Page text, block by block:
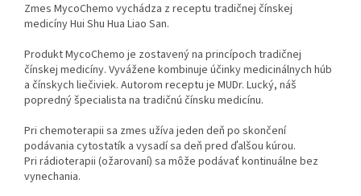
Zmes MycoChemo vychádza z receptu tradičnej čínskej
medicíny Hui Shu Hua Liao San.
Produkt MycoChemo je zostavený na princípoch tradičnej
čínskej medicíny. Vyvážene kombinuje účinky medicinálnych húb
a čínskych liečiviek. Autorom receptu je MUDr. Lucký, náš
popredný špecialista na tradičnú čínsku medicínu.
Pri chemoterapii sa zmes užíva jeden deň po skončení
podávania cytostatík a vysadí sa deň pred ďalšou kúrou.
Pri rádioterapii (ožarovaní) sa môže podávať kontinuálne bez
vynechania.